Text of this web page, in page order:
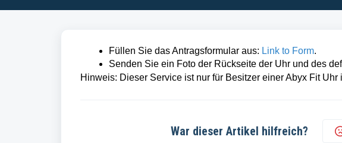
Füllen Sie das Antragsformular aus: Link to Form.
Senden Sie ein Foto der Rückseite der Uhr und des
Hinweis: Dieser Service ist nur für Besitzer einer Abyx Fit Uhr
War dieser Artikel hilfreich?